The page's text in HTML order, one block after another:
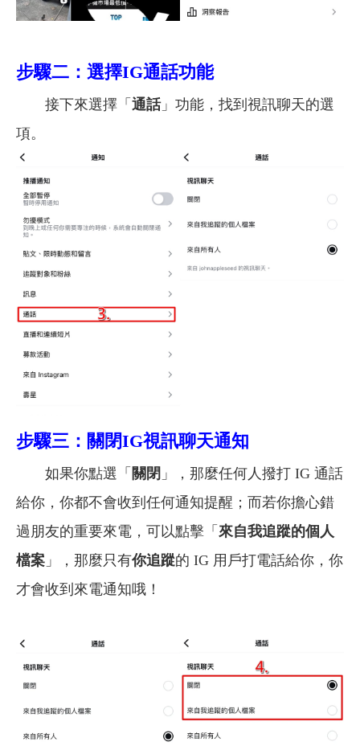
步驟二：選擇IG通話功能
接下來選擇「 通話」功能，找到視訊聊天的選
項。
步驟三：關閉IG視訊聊天通知
如果你點選「 關閉 」，那麼任何人撥打 IG 通話
給你，你都不會收到任何通知提醒；而若你擔心錯
過朋友的重要來電，可以點擊「 來自我追蹤的個人
檔案 」，那麼只有你追蹤的 IG 用戶打電話給你，你
才會收到來電通知哦！